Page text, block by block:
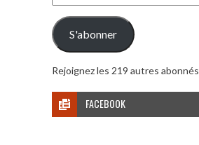
e-
mail
S'abonner
Rejoignez les 219 autres abonnés
FACEBOOK